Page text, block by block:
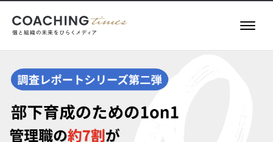
記事一覧
お役立ち情報